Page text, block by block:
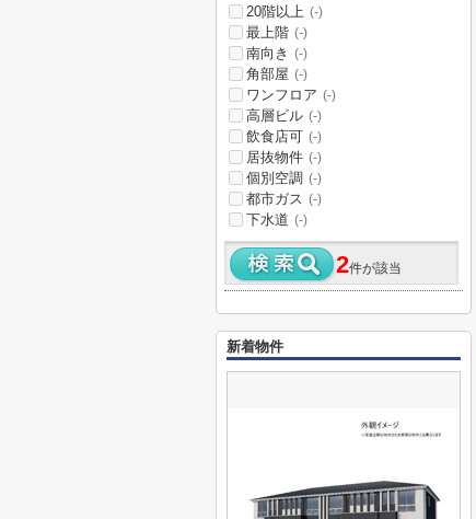
20階以上 (-)
最上階 (-)
南向き (-)
角部屋 (-)
ワンフロア (-)
高層ビル (-)
飲食店可 (-)
居抜物件 (-)
個別空調 (-)
都市ガス (-)
下水道 (-)
2件が該当
新着物件